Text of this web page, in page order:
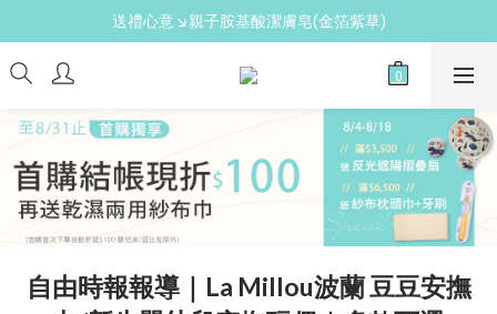
新手爸媽必備↘育兒懶人包
新手爸媽必備↘育兒懶人包
自由時報報導｜La Millou波蘭 豆豆安撫